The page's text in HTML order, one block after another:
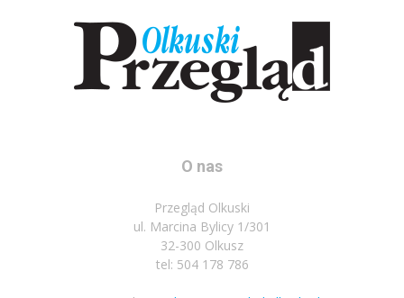
O nas
Przegląd Olkuski
ul. Marcina Bylicy 1/301
32-300 Olkusz
tel: 504 178 786